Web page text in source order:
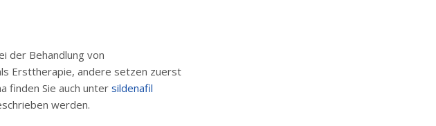
der Behandlung von
Ersttherapie, andere setzen zuerst
finden Sie auch unter sildenafil
werden.